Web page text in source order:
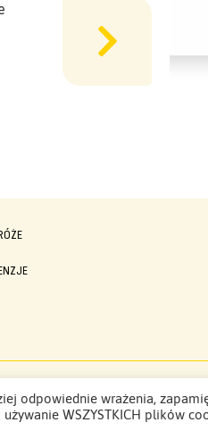
Polityka Prywatności
odpowiednie wrażenia,
WSZYSTKICH plików